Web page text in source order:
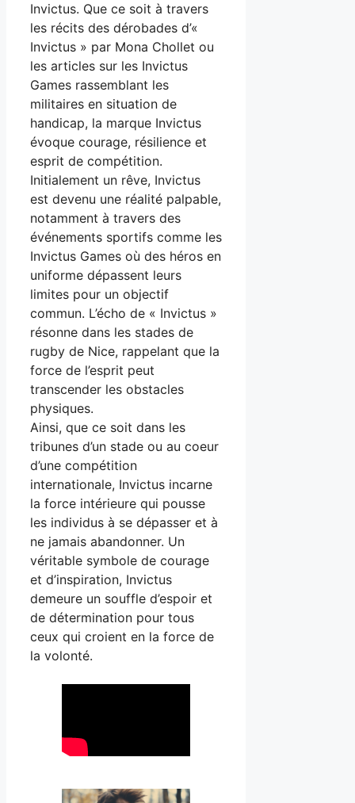
Invictus. Que ce soit à travers
les récits des dérobades d’«
Invictus » par Mona Chollet ou
les articles sur les Invictus
Games rassemblant les
militaires en situation de
handicap, la marque Invictus
évoque courage, résilience et
esprit de compétition.
Initialement un rêve, Invictus
est devenu une réalité palpable,
notamment à travers des
événements sportifs comme les
Invictus Games où des héros en
uniforme dépassent leurs
limites pour un objectif
commun. L’écho de « Invictus »
résonne dans les stades de
rugby de Nice, rappelant que la
force de l’esprit peut
transcender les obstacles
physiques.
Ainsi, que ce soit dans les
tribunes d’un stade ou au coeur
d’une compétition
internationale, Invictus incarne
la force intérieure qui pousse
les individus à se dépasser et à
ne jamais abandonner. Un
véritable symbole de courage
et d’inspiration, Invictus
demeure un souffle d’espoir et
de détermination pour tous
ceux qui croient en la force de
la volonté.